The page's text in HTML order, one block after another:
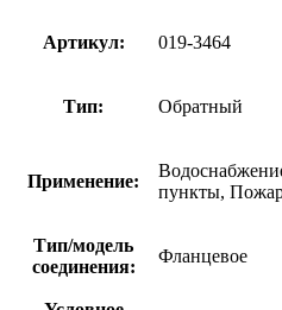
Артикул: 019-3464
Тип: Обратный
Применение:
пункты,
Тип/модель
соединения:
Фланцевое